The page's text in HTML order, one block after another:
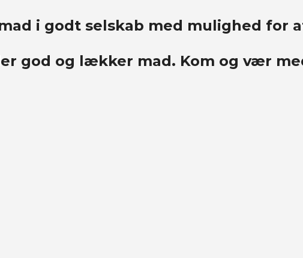
i godt selskab med mulighed for
god og lækker mad. Kom og vær